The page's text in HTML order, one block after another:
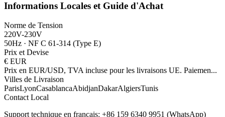
Informations Locales et Guide d'Achat
Norme de Tension
220V-230V
50Hz · NF C 61-314 (Type E)
Prix et Devise
€ EUR
Prix en EUR/USD, TVA incluse pour les livraisons UE. Paiemen...
Villes de Livraison
ParisLyonCasablancaAbidjanDakarAlgiersTunis
Contact Local
Support technique en francais: +86 159 6340 9951 (WhatsApp)